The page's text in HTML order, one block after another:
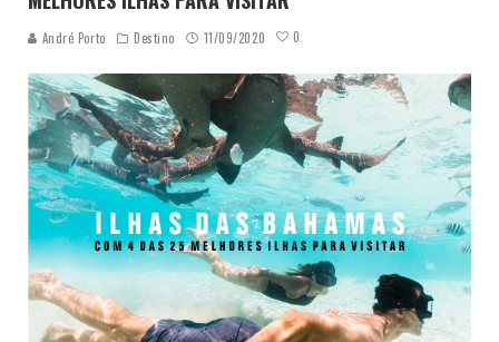
André Porto Destino 11/09/2020 0